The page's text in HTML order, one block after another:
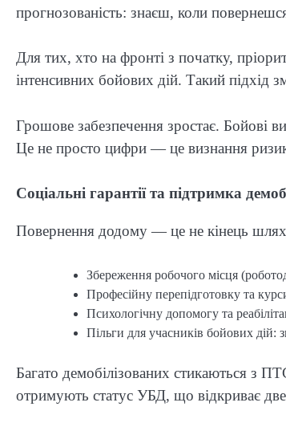
прогнозованість: знаєш, коли
Для тих, хто на фронті з початку,
інтенсивних бойових дій. Такий підхід
Грошове забезпечення зростає. Бойові
Це не просто цифри — це визнання
Соціальні гарантії та підтримка
Повернення додому — це не кінець
Збереження робочого місця
Професійну перепідготовку та
Психологічну допомогу та
Пільги для учасників бойових
Багато демобілізованих стикаються з
отримують статус УБД, що відкриває